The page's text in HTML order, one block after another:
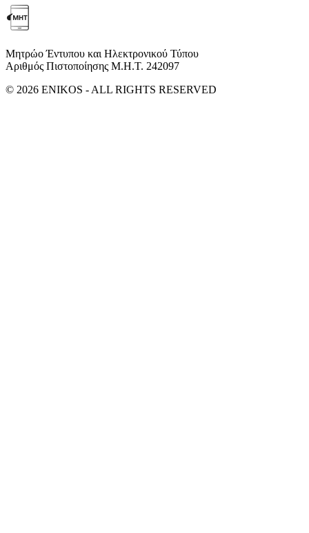
Μητρώο Έντυπου και Ηλεκτρονικού Τύπου
Αριθμός Πιστοποίησης Μ.Η.Τ. 242097
© 2026 ENIKOS - ALL RIGHTS RESERVED